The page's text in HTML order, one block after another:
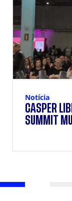
Notícia
CÁSPER
SUMMIT